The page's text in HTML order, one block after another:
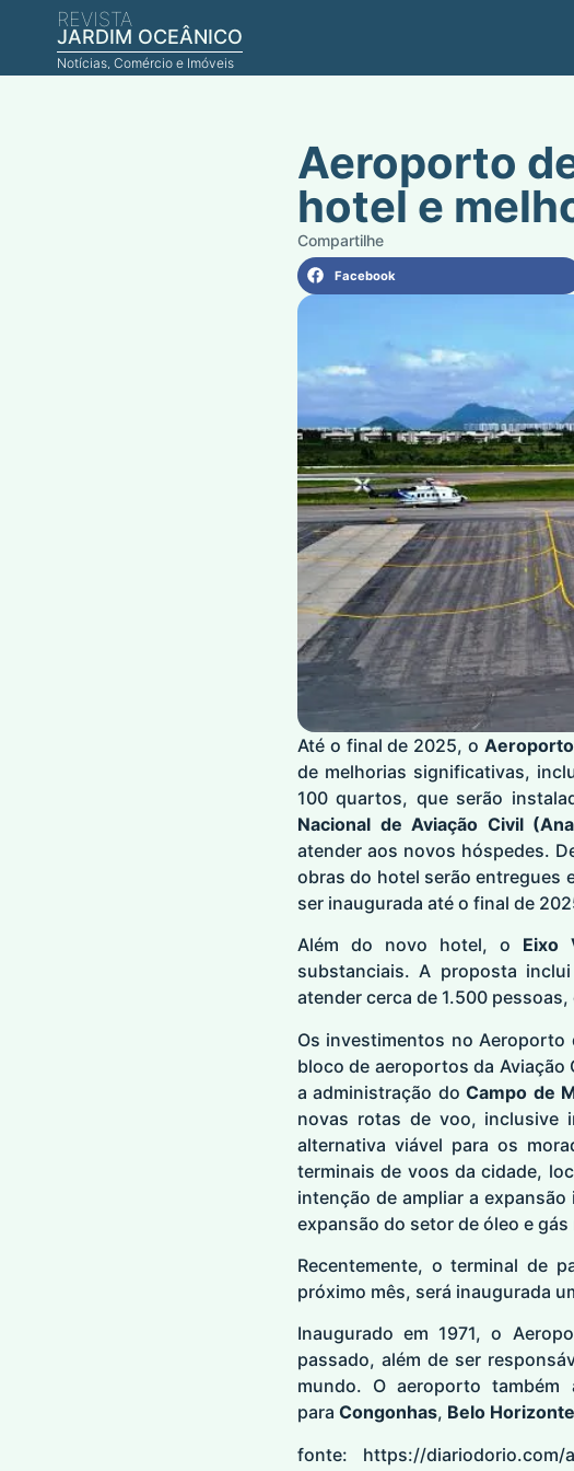
REVISTA
JARDIM OCEÂNICO
Notícias, Comércio e Imóveis
Aeroporto
hotel e
Facebook
Até o final de 2025, o
de melhorias significativas,
100 quartos, que serão
Nacional de Aviação Civil
atender aos novos hóspedes.
obras do hotel serão entregues
ser inaugurada até o final de
Além do novo hotel, o Eixo
substanciais. A proposta
atender cerca de 1.500
Os investimentos no
bloco de aeroportos da Aviação
a administração doCampo de
novas rotas de voo, inclusive
alternativa viável para os
terminais de voos da cidade,
intenção de ampliar a
expansão do setor de óleo e gás
Recentemente, o terminal de
próximo mês, será inaugurada
Inaugurado em 1971, o
passado, além de ser
mundo. O aeroporto
para Congonhas, Belo Horizonte
fonte: https://diariodorio.com/